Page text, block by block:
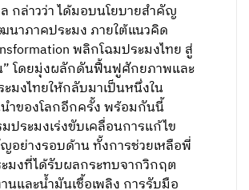
กล่าวว่า ได้มอบนโยบายสำคัญ
าภาคประมง ภายใต้แนวคิด
พลิกโฉมประมงไทย สู่
” โดยมุ่งผลักดันฟื้นฟูศักยภาพและ
มงไทยให้กลับมาเป็นหนึ่งใน
ำของโลกอีกครั้ง พร้อมกันนี้
ประมงเร่งขับเคลื่อนการแก้ไข
ย่างรอบด้าน ทั้งการช่วยเหลือพี่
มงที่ได้รับผลกระทบจากวิกฤต
นและน้ำมันเชื้อเพลิง การรับมือ